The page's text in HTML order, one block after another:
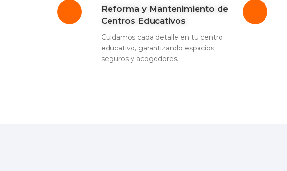
Reforma y Mantenimiento de
Centros Educativos
Cuidamos cada detalle en tu centro
educativo, garantizando espacios
seguros y acogedores.